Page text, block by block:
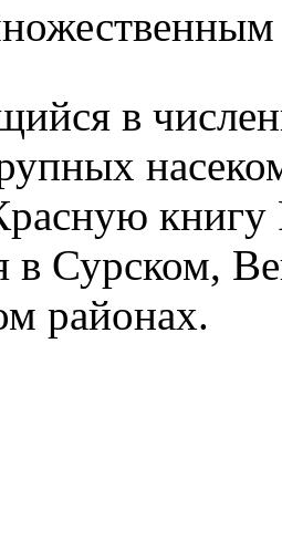
в
в Сурском,
районах.